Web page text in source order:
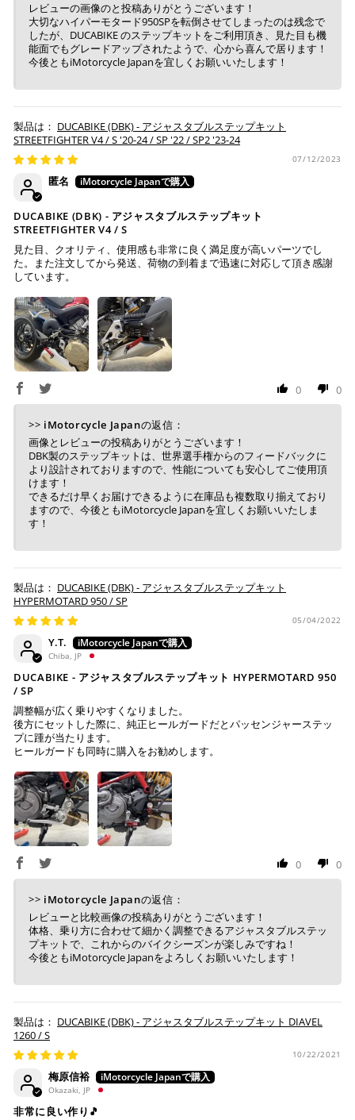
上記キャッシュレス決済アカウントからご希望のお支払
※ ご利用には事前にPayPay、Apple Payの利用登録が
必要です。
コンビニ決済(事前決済)
上記コンビニでお支払い頂けます。
店内端末にて操作後、レジにてお支払いください。
※ 支払期限はご注文日より7日以内とさせて頂いてお
り、万が一過ぎてしまった場合は自動でご注文はキャン
セルとなります。
※ 税込300,000円以上のお買い物の際にはご利用頂けま
せん。
※ お支払いは現金のみとなります。
銀行振込(事前決済)
ご注文時に情報をお知らせ致しますので、指定の口座に
お振り込みください。
入金確認が取れ次第、商品を手配させて頂きます。
※ お支払期限はご注文日より7日以内とさせて頂いてお
り、万が一過ぎてしまった場合はご注文をキャンセルさ
せて頂きます。
レビューの画像のと投稿ありがとうございます！
大切なハイパーモタード950SPを転倒させてしまったのは残念で
したが、DUCABIKE のステップキットをご利用頂き、見た目も機
能面でもグレードアップされたようで、心から喜んで居ります！
今後ともiMotorcycle Japanを宜しくお願いいたします！
DUCABIKE (DBK) - アジャスタブルステップキット
STREETFIGHTER V4 / S '20-24 / SP '22 / SP2 '23-24
07/12/2023
匿名
DUCABIKE (DBK) - アジャスタブルステップキット
STREETFIGHTER V4 / S
見た目、クオリティ、使用感も非常に良く満足度が高いパーツでし
た。また注文してから発送、荷物の到着まで迅速に対応して頂き感謝
しています。
0 0
>> iMotorcycle Japanの返信：
画像とレビューの投稿ありがとうございます！
DBK製のステップキットは、世界選手権からのフィードバックに
より設計されておりますので、性能についても安心してご使用頂
けます！
できるだけ早くお届けできるように在庫品も複数取り揃えており
ますので、今後ともiMotorcycle Japanを宜しくお願いいたしま
す！
DUCABIKE (DBK) - アジャスタブルステップキット
HYPERMOTARD 950 / SP
05/04/2022
Y.T.
Chiba, JP
DUCABIKE - アジャスタブルステップキット HYPERMOTARD 950
/ SP
調整幅が広く乗りやすくなりました。
後方にセットした際に、純正ヒールガードだとパッセンジャーステッ
プに踵が当たります。
ヒールガードも同時に購入をお勧めします。
0 0
>> iMotorcycle Japanの返信：
レビューと比較画像の投稿ありがとうございます！
体格、乗り方に合わせて細かく調整できるアジャスタブルステッ
プキットで、これからのバイクシーズンが楽しみですね！
今後ともiMotorcycle Japanをよろしくお願いいたします！
DUCABIKE (DBK) - アジャスタブルステップキット DIAVEL
1260 / S
10/22/2021
梅原信裕
Okazaki, JP
非常に良い作り🎵